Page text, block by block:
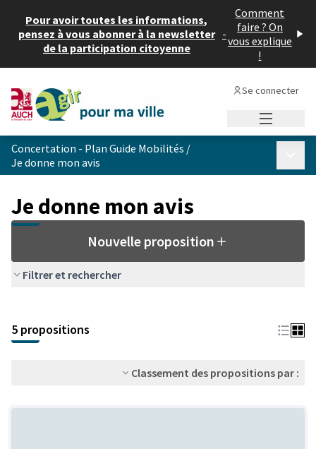
Pour avoir toutes les informations,
pensez à vous abonner à la newsletter
de la participation citoyenne
-
Comment
faire ? On
vous explique
!
Se connecter
Concertation - Plan Guide Mobilités /
Je donne mon avis
Je donne mon avis
Nouvelle proposition
Filtrer et rechercher
+
−
5 propositions
Classement des propositions par :